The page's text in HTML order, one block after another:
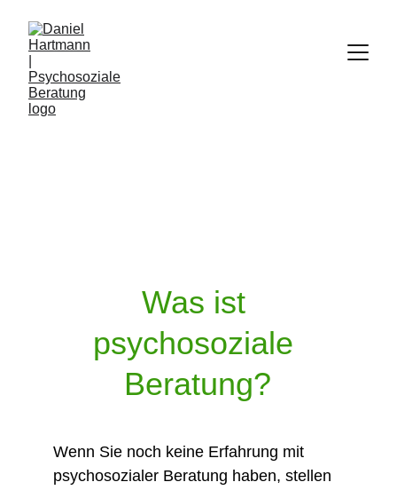
Was ist
psychosoziale
Beratung?
Wenn Sie noch keine Erfahrung mit
psychosozialer Beratung haben, stellen